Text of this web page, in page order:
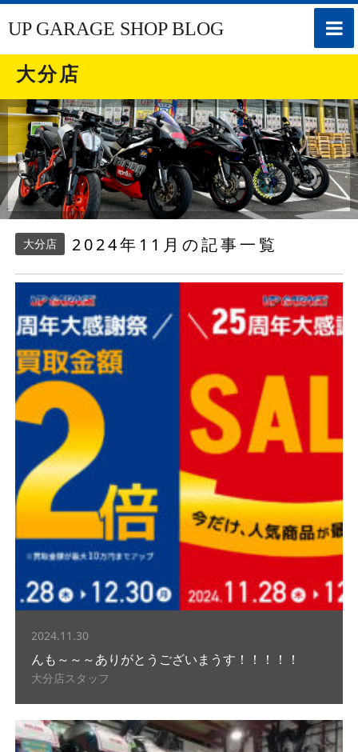
toggle
UP GARAGE SHOP BLOG
大分店
大分店 2024年11月の記事一覧
2024.11.30
んも～～～ありがとうございまうす！！！！！
大分店スタッフ